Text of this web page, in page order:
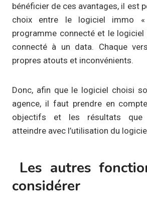
bénéficier de ces avantages, il est
choix entre le logiciel immo
programme connecté et le
connecté à un data. Chaque
propres atouts et inconvénients.
Donc, afin que le logiciel choisi
agence, il faut prendre en
objectifs et les résultats que
atteindre avec l’utilisation du
Les autres
considérer